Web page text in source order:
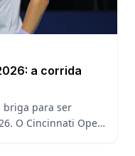
a corrida
briga para ser
O Cincinnati Open